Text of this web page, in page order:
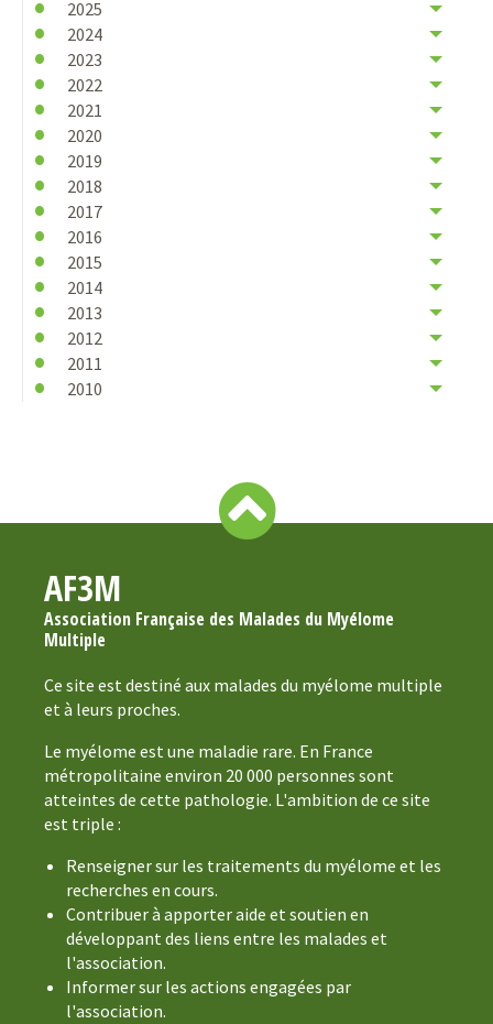
2025
2024
2023
2022
2021
2020
2019
2018
2017
2016
2015
2014
2013
2012
2011
2010
AF3M
Association Française des Malades du Myélome
Multiple
Ce site est destiné aux malades du myélome multiple
et à leurs proches.
Le myélome est une maladie rare. En France
métropolitaine environ 20 000 personnes sont
atteintes de cette pathologie. L'ambition de ce site
est triple :
Renseigner sur les traitements du myélome et les
recherches en cours.
Contribuer à apporter aide et soutien en
développant des liens entre les malades et
l'association.
Informer sur les actions engagées par
l'association.